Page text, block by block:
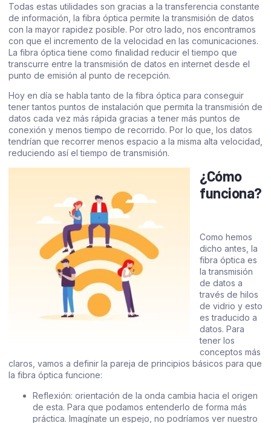
Todas estas utilidades son gracias a la transferencia constante
de información, la fibra óptica permite la transmisión de datos
con la mayor rapidez posible. Por otro lado, nos encontramos
con que el incremento de la velocidad en las comunicaciones.
La fibra óptica tiene como finalidad reducir el tiempo que
transcurre entre la transmisión de datos en internet desde el
punto de emisión al punto de recepción.
Hoy en día se habla tanto de la fibra óptica para conseguir
tener tantos puntos de instalación que permita la transmisión de
datos cada vez más rápida gracias a tener más puntos de
conexión y menos tiempo de recorrido. Por lo que, los datos
tendrían que recorrer menos espacio a la misma alta velocidad,
reduciendo así el tiempo de transmisión.
¿Cómo
funciona?
Como hemos
dicho antes, la
fibra óptica es
la transmisión
de datos a
través de hilos
de vidrio y esto
es traducido a
datos. Para
tener los
conceptos más
claros, vamos a definir la pareja de principios básicos para que
la fibra óptica funcione:
Reflexión: orientación de la onda cambia hacia el origen
de esta. Para que podamos entenderlo de forma más
práctica. Imagínate un espejo, no podríamos ver nuestro